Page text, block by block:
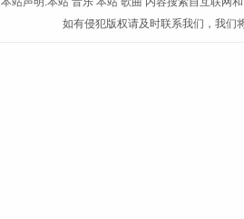
如有侵犯版权请及时联系我们，我们